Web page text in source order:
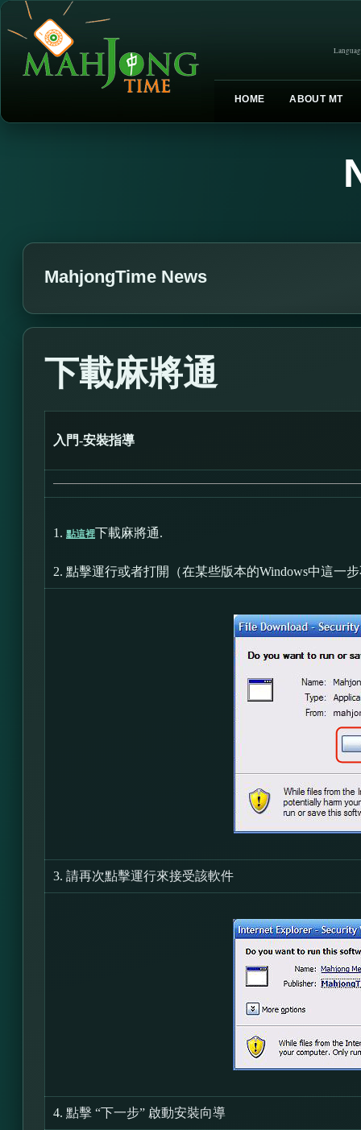
HOME ABOUT MT
MahjongTime News
下載麻將通
入門-安裝指導
1. 點這裡下載麻將通.
2. 點擊運行或者打開（在某些版本的Windows中這一
3. 請再次點擊運行來接受該軟件
4. 點擊 “下一步” 啟動安裝向導